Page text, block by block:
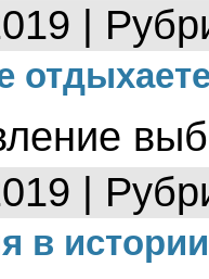
|
|
в истории